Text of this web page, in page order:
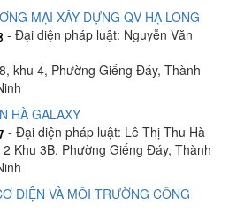
MẠI XÂY DỰNG QV HẠ LONG
- Đại diện pháp luật: Nguyễn Văn
khu 4, Phường Giếng Đáy, Thành
HÀ GALAXY
- Đại diện pháp luật: Lê Thị Thu Hà
Khu 3B, Phường Giếng Đáy, Thành
ĐIỆN VÀ MÔI TRƯỜNG CÔNG